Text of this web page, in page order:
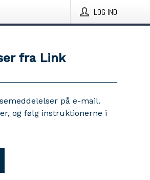
LOG IND
fra Link
på e-mail.
og følg instruktionerne i